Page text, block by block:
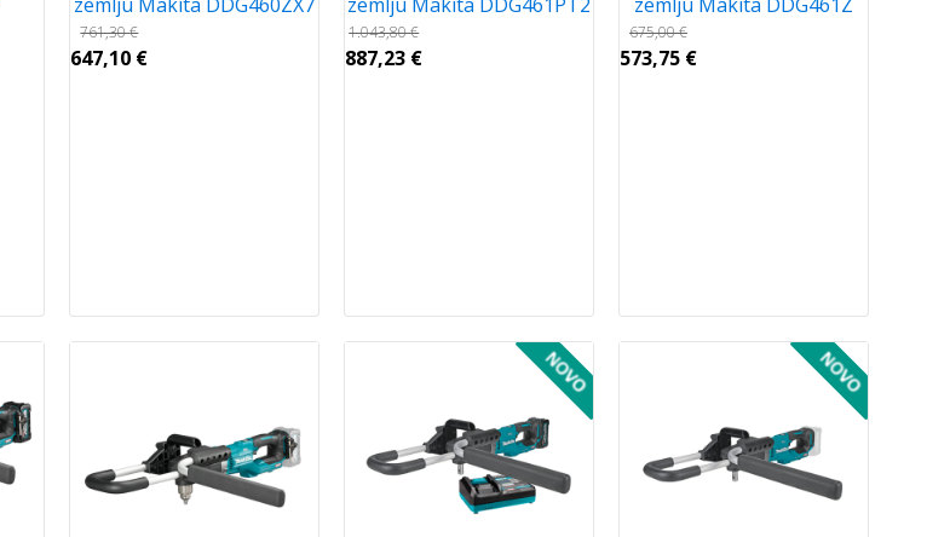
761,30€
647,10 €
1.043,80€
887,23 €
675,00€
573,75 €